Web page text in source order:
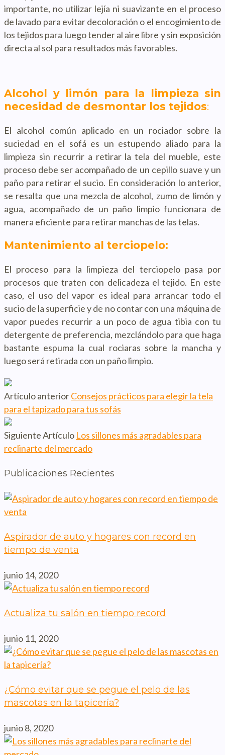
importante, no utilizar lejía ni suavizante en el proceso
de lavado para evitar decoloración o el encogimiento de
los tejidos para luego tender al aire libre y sin exposición
directa al sol para resultados más favorables.
Alcohol y limón para la limpieza sin
necesidad de desmontar los tejidos:
El alcohol común aplicado en un rociador sobre la
suciedad en el sofá es un estupendo aliado para la
limpieza sin recurrir a retirar la tela del mueble, este
proceso debe ser acompañado de un cepillo suave y un
paño para retirar el sucio. En consideración lo anterior,
se resalta que una mezcla de alcohol, zumo de limón y
agua, acompañado de un paño limpio funcionara de
manera eficiente para retirar manchas de las telas.
Mantenimiento al terciopelo:
El proceso para la limpieza del terciopelo pasa por
procesos que traten con delicadeza el tejido. En este
caso, el uso del vapor es ideal para arrancar todo el
sucio de la superficie y de no contar con una máquina de
vapor puedes recurrir a un poco de agua tibia con tu
detergente de preferencia, mezclándolo para que haga
bastante espuma la cual rociaras sobre la mancha y
luego será retirada con un paño limpio.
Artículo anteriorConsejos prácticos para elegir la tela
para el tapizado para tus sofás
Siguiente Artículo Los sillones más agradables para
reclinarte del mercado
Publicaciones Recientes
Aspirador de auto y hogares con record en
tiempo de venta
junio 14, 2020
Actualiza tu salón en tiempo record
junio 11, 2020
¿Cómo evitar que se pegue el pelo de las
mascotas en la tapicería?
junio 8, 2020